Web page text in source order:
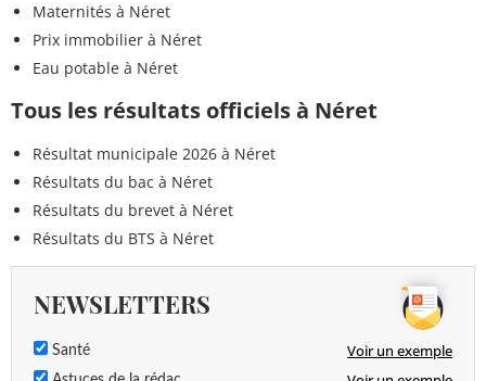
Maternités à Néret
Prix immobilier à Néret
Eau potable à Néret
Tous les résultats officiels à Néret
Résultat municipale 2026 à Néret
Résultats du bac à Néret
Résultats du brevet à Néret
Résultats du BTS à Néret
NEWSLETTERS
Santé Voir un exemple